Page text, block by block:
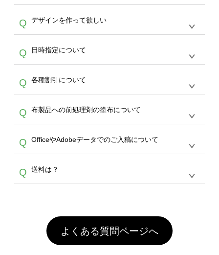
やタンブラーコンシェルをご利用ください。製
作する数量が多ければ多いほど、オンデマンド
サービスよりも低価格で製作することが可能で
す。
PDF 形式になります。データの最大サイズ
写真などもアップロード可能です。使用できな
い画像はエラーになります。（※ Illustratorか
らの直接入稿には対応していません。AIで保存
し、デザインツールからアップロードして下さ
い）
A
文のみ受け付けております。30個以上のご製
作をお考えの方は、サポートが担当するエコバ
スをご利用頂ければ、電話やFAX、メールなど
でご注文が可能です。
Q デザインを作って欲しい
A
を作って欲しい。などの場合は、製作数量が
30個以上であれば、サポート担当が、デザイ
バッグコンシェル
サー
ビスをご利用ください。(※ 30個以下の場合
は、デザインツールをご利用ください)
Q 日時指定について
A
ん。発送後18時以降に配送業者・伝票番号を
メールでお知らせいたしますので、直接配送業
者にご連絡いただき調整をお願い致します。
Q 各種割引について
A
カート内で自動的に割引(最大50%)が適用され
ます。 【付与ポイント】購入金額の1％が1ポ
イントとして付与され、次回ご注文時に1ポイ
ント＝1円としてお使いいただけます。ポイン
トは発送完了の翌日に付与され、次回ご注文時
からご利用頂けます。ポイントの有効期限は一
年間です。【会員ランク】過去10カ月のご注
文回数により会員ランク割引(最大5%)が適用
頂いても、ログインがされていなければ、ラン
クにカウントがされません。
Q 布製品への前処理剤の塗布について
A
意点（前処理剤）】カラー生地（Tシャツのホ
ワイト、トートバッグのナチュラル、ホワイト
といって、プリントを定着させるための処理剤
を塗布しており、短納期・低価格で商品をお届
害な性質で、水洗いで落とすことが可能です。
お手数ですが、お客様ご自身にて着用前に落と
していただけますようお願いいたします。※1
通常注文・直送機能でのご注文に関わらず、前
Q OfficeやAdobeデータでのご入稿について
A
ません。いずれのデータも該当デザインのみ画
像(JPEG,PNG,GIF,PDF)に変換、またはAdobe
Q 送料は？
引」などによるお値引きで4,000円未満になる
場合は送料がかかりますので、ご注意くださ
い。
よくある質問ページへ